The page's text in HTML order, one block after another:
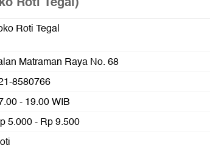
Roti Tegal
Matraman Raya No. 68
8580766
- 19.00 WIB
5.000 - Rp 9.500